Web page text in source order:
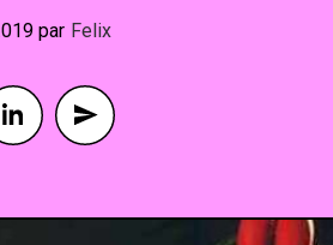
By Felix